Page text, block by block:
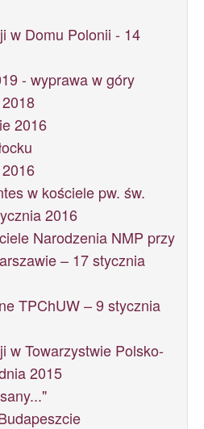
w Domu Polonii - 14
- wyprawa w góry
2016
w kościele pw. św.
2016
Narodzenia NMP przy
– 17 stycznia
TPChUW – 9 stycznia
w Towarzystwie Polsko-
2015